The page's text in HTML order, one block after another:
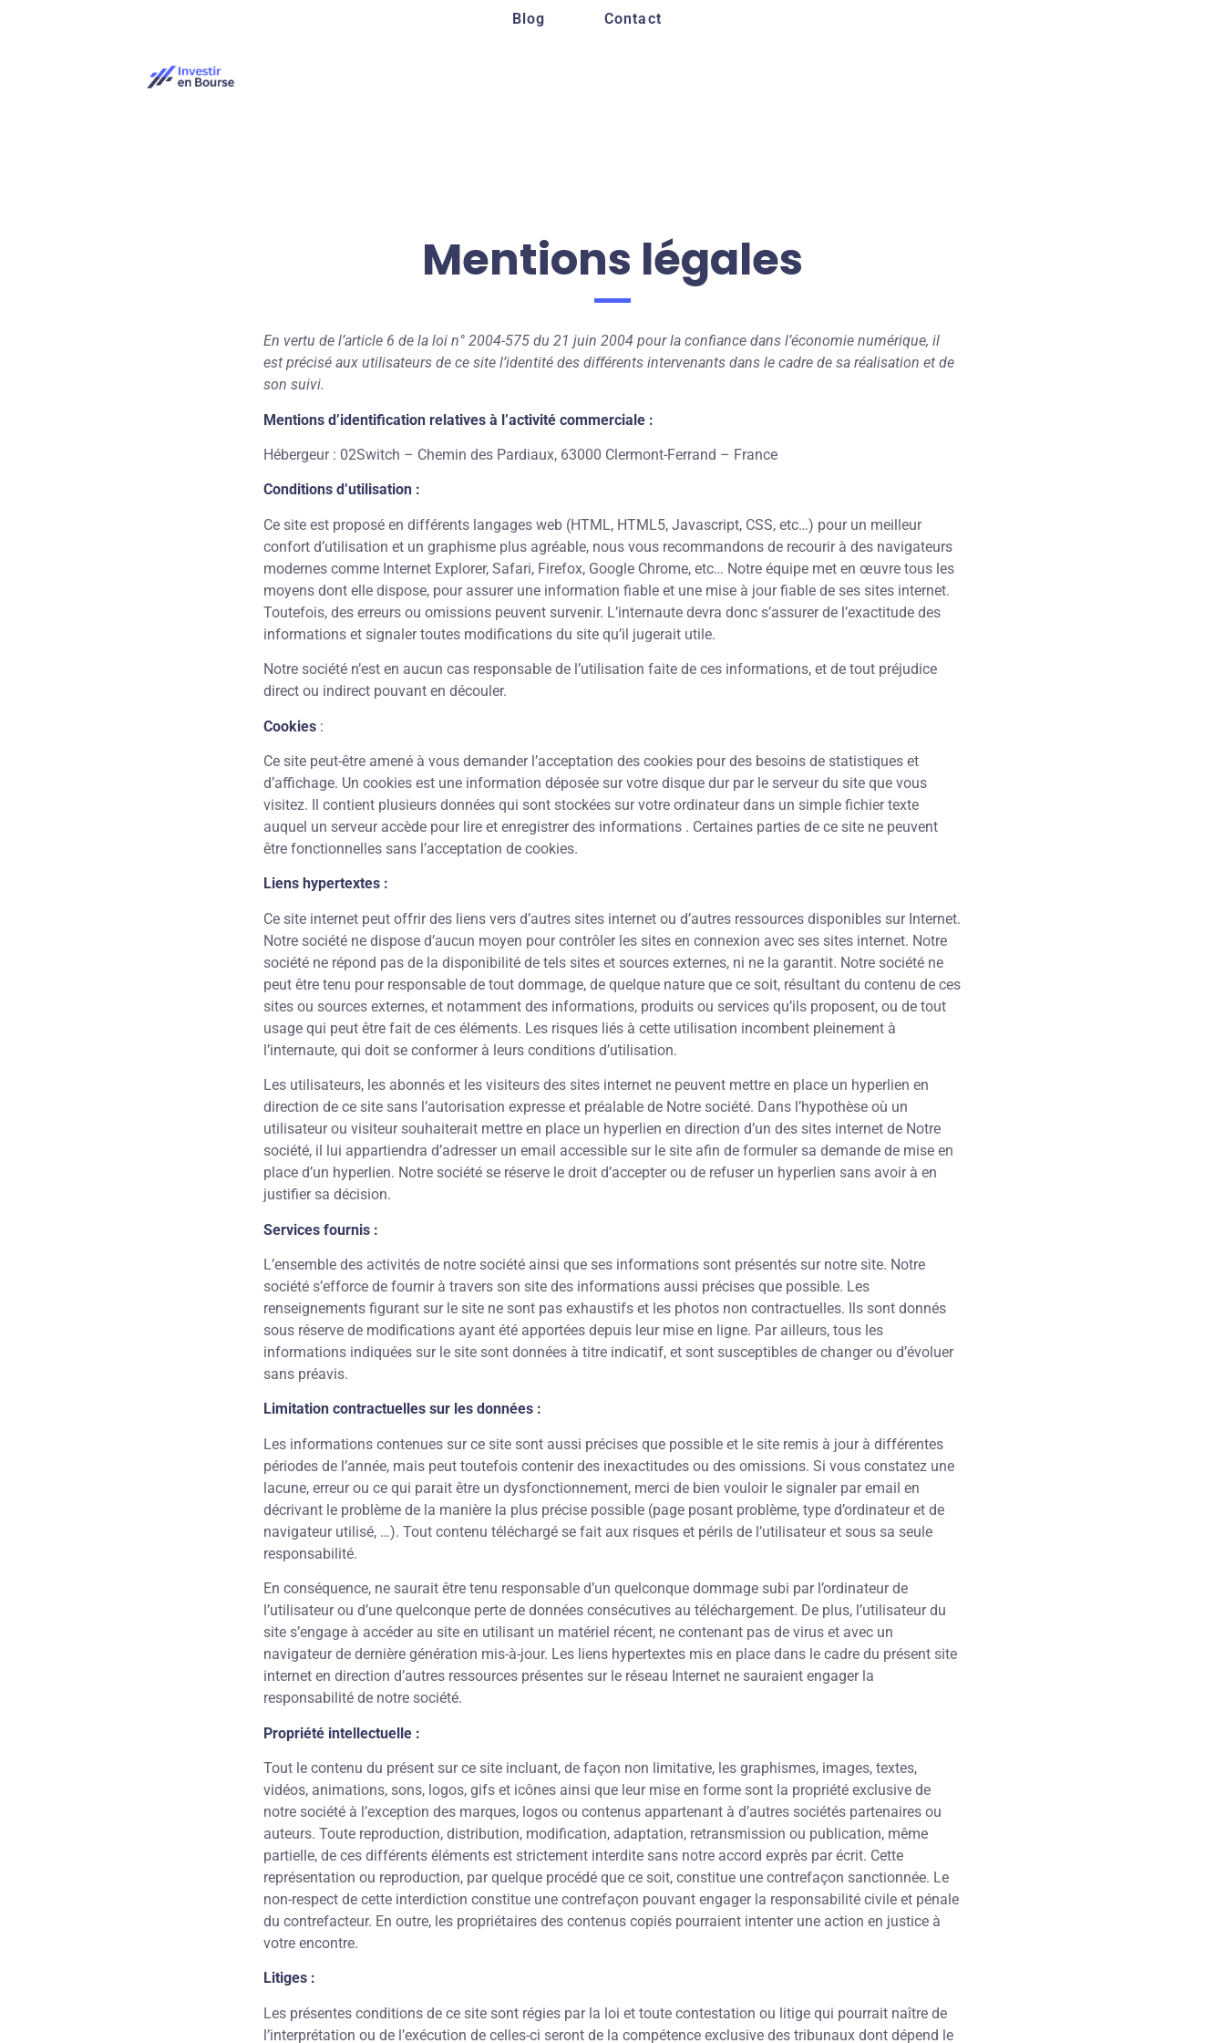
Blog Contact
Mentions légales
En vertu de l’article 6 de la loi n° 2004-575 du 21 juin 2004 pour la confiance dans l’économie numérique, il
est précisé aux utilisateurs de ce site l’identité des différents intervenants dans le cadre de sa réalisation et de
son suivi.
Mentions d’identification relatives à l’activité commerciale :
Hébergeur : 02Switch – Chemin des Pardiaux, 63000 Clermont-Ferrand – France
Conditions d’utilisation :
Ce site est proposé en différents langages web (HTML, HTML5, Javascript, CSS, etc…) pour un meilleur
confort d’utilisation et un graphisme plus agréable, nous vous recommandons de recourir à des navigateurs
modernes comme Internet Explorer, Safari, Firefox, Google Chrome, etc… Notre équipe met en œuvre tous les
moyens dont elle dispose, pour assurer une information fiable et une mise à jour fiable de ses sites internet.
Toutefois, des erreurs ou omissions peuvent survenir. L’internaute devra donc s’assurer de l’exactitude des
informations et signaler toutes modifications du site qu’il jugerait utile.
Notre société n’est en aucun cas responsable de l’utilisation faite de ces informations, et de tout préjudice
direct ou indirect pouvant en découler.
Cookies:
Ce site peut-être amené à vous demander l’acceptation des cookies pour des besoins de statistiques et
d’affichage. Un cookies est une information déposée sur votre disque dur par le serveur du site que vous
visitez. Il contient plusieurs données qui sont stockées sur votre ordinateur dans un simple fichier texte
auquel un serveur accède pour lire et enregistrer des informations . Certaines parties de ce site ne peuvent
être fonctionnelles sans l’acceptation de cookies.
Liens hypertextes :
Ce site internet peut offrir des liens vers d’autres sites internet ou d’autres ressources disponibles sur Internet.
Notre société ne dispose d’aucun moyen pour contrôler les sites en connexion avec ses sites internet. Notre
société ne répond pas de la disponibilité de tels sites et sources externes, ni ne la garantit. Notre société ne
peut être tenu pour responsable de tout dommage, de quelque nature que ce soit, résultant du contenu de ces
sites ou sources externes, et notamment des informations, produits ou services qu’ils proposent, ou de tout
usage qui peut être fait de ces éléments. Les risques liés à cette utilisation incombent pleinement à
l’internaute, qui doit se conformer à leurs conditions d’utilisation.
Les utilisateurs, les abonnés et les visiteurs des sites internet ne peuvent mettre en place un hyperlien en
direction de ce site sans l’autorisation expresse et préalable de Notre société. Dans l’hypothèse où un
utilisateur ou visiteur souhaiterait mettre en place un hyperlien en direction d’un des sites internet de Notre
société, il lui appartiendra d’adresser un email accessible sur le site afin de formuler sa demande de mise en
place d’un hyperlien. Notre société se réserve le droit d’accepter ou de refuser un hyperlien sans avoir à en
justifier sa décision.
Services fournis :
L’ensemble des activités de notre société ainsi que ses informations sont présentés sur notre site. Notre
société s’efforce de fournir à travers son site des informations aussi précises que possible. Les
renseignements figurant sur le site ne sont pas exhaustifs et les photos non contractuelles. Ils sont donnés
sous réserve de modifications ayant été apportées depuis leur mise en ligne. Par ailleurs, tous les
informations indiquées sur le site sont données à titre indicatif, et sont susceptibles de changer ou d’évoluer
sans préavis.
Limitation contractuelles sur les données :
Les informations contenues sur ce site sont aussi précises que possible et le site remis à jour à différentes
périodes de l’année, mais peut toutefois contenir des inexactitudes ou des omissions. Si vous constatez une
lacune, erreur ou ce qui parait être un dysfonctionnement, merci de bien vouloir le signaler par email en
décrivant le problème de la manière la plus précise possible (page posant problème, type d’ordinateur et de
navigateur utilisé, …). Tout contenu téléchargé se fait aux risques et périls de l’utilisateur et sous sa seule
responsabilité.
En conséquence, ne saurait être tenu responsable d’un quelconque dommage subi par l’ordinateur de
l’utilisateur ou d’une quelconque perte de données consécutives au téléchargement. De plus, l’utilisateur du
site s’engage à accéder au site en utilisant un matériel récent, ne contenant pas de virus et avec un
navigateur de dernière génération mis-à-jour. Les liens hypertextes mis en place dans le cadre du présent site
internet en direction d’autres ressources présentes sur le réseau Internet ne sauraient engager la
responsabilité de notre société.
Propriété intellectuelle :
Tout le contenu du présent sur ce site incluant, de façon non limitative, les graphismes, images, textes,
vidéos, animations, sons, logos, gifs et icônes ainsi que leur mise en forme sont la propriété exclusive de
notre société à l’exception des marques, logos ou contenus appartenant à d’autres sociétés partenaires ou
auteurs. Toute reproduction, distribution, modification, adaptation, retransmission ou publication, même
partielle, de ces différents éléments est strictement interdite sans notre accord exprès par écrit. Cette
représentation ou reproduction, par quelque procédé que ce soit, constitue une contrefaçon sanctionnée. Le
non-respect de cette interdiction constitue une contrefaçon pouvant engager la responsabilité civile et pénale
du contrefacteur. En outre, les propriétaires des contenus copiés pourraient intenter une action en justice à
votre encontre.
Litiges :
Les présentes conditions de ce site sont régies par la loi et toute contestation ou litige qui pourrait naître de
l’interprétation ou de l’exécution de celles-ci seront de la compétence exclusive des tribunaux dont dépend le